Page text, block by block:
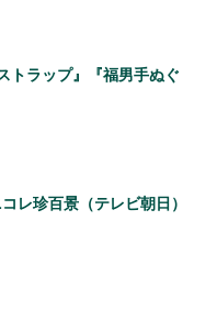
トラップ』『福男手ぬぐ
レ珍百景（テレビ朝日）